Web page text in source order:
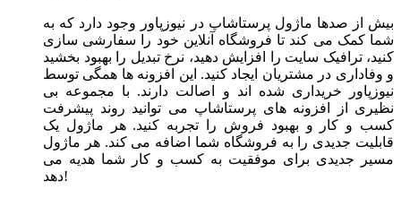
بیش از صدها ماژول پرستاشاپ در نیوزپاور وجود دارد که به
شما کمک می کند تا فروشگاه آنلاین خود را سفارشی سازی
کنید، ترافیک سایت را افزایش دهید، نرخ تبدیل را بهبود بخشید
و وفاداری در مشتریان ایجاد کنید. این افزونه ها همگی توسط
نیوزپاور خریداری شده اند و اصالت دارند. با مجموعه بی
نظیری از افزونه های پرستاشاپ می توانید روند پیشرفت
کسب و کار و بهبود فروش را تجربه کنید. هر ماژول یک
قابلیت جدیدی را به فروشگاه شما اضافه می کند. هر ماژول
مسیر جدیدی برای موفقیت به کسب و کار شما هدیه می
دهد!